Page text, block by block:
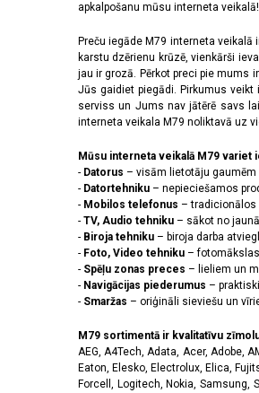
apkalpošanu mūsu interneta veikalā!
Preču iegāde M79 interneta
karstu dzērienu krūzē, vienkārši
jau ir grozā. Pērkot preci pie mums
Jūs gaidiet piegādi. Pirkumus
serviss un Jums nav jātērē savs
interneta veikala M79 noliktavā uz
Mūsu interneta veikalā M79 variet
- Datorus – visām lietotāju
- Datortehniku – nepieciešamos
- Mobilos telefonus – tradicionālos
- TV, Audio tehniku – sākot no
- Biroja tehniku – biroja darba
- Foto, Video tehniku –
- Spēļu zonas preces – lieliem un
- Navigācijas piederumus –
- Smaržas – oriģināli sieviešu un
M79 sortimentā ir kvalitatīvu
AEG, A4Tech, Adata, Acer, Adobe,
Eaton, Elesko, Electrolux, Elica,
Forcell, Logitech, Nokia, Samsung,